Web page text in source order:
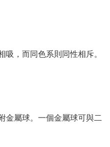
吸，而同色系則同性相斥。
金屬球。一個金屬球可與二